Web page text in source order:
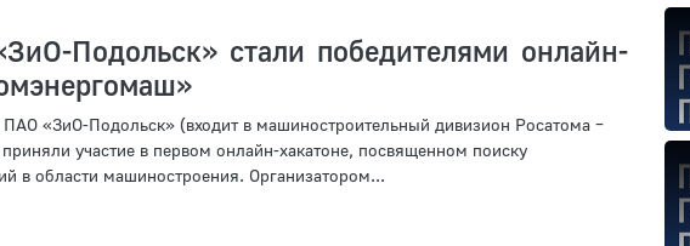
Подольск» стали победителями онлайн-
«ЗиО-Подольск» (входит в машиностроительный дивизион Росатома –
участие в первом онлайн-хакатоне, посвященном поиску
в области машиностроения. Организатором...